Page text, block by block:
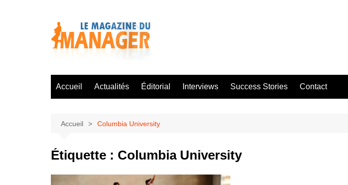
Accueil Actualités Éditorial Interviews Success Stories Contact
Accueil Columbia University
Étiquette : Columbia University